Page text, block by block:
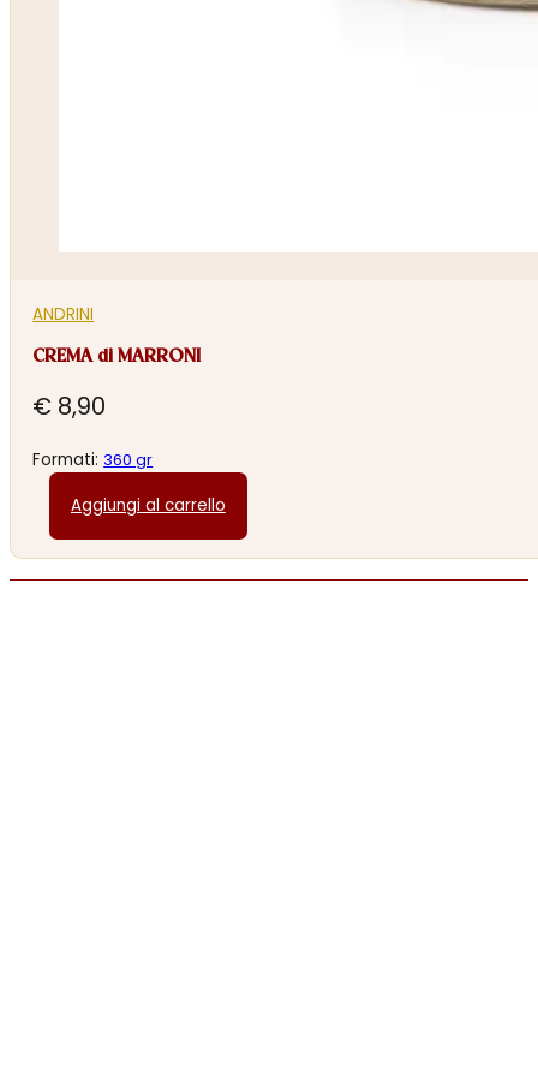
ANDRINI
CREMA di MARRONI
€ 8,90
Formati:360 gr
Aggiungi al carrello